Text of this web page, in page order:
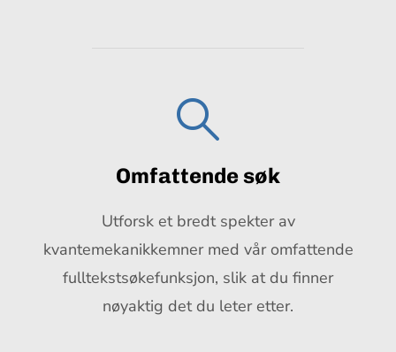
Omfattende søk
Utforsk et bredt spekter av
kvantemekanikkemner med vår omfattende
fulltekstsøkefunksjon, slik at du finner
nøyaktig det du leter etter.